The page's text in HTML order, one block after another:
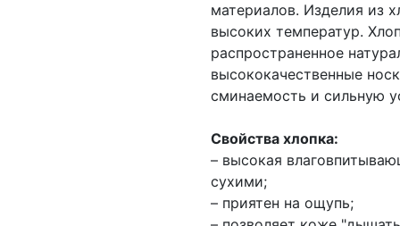
материалов. Изделия из
высоких температур.
распространенное
высококачественные
сминаемость и сильную
Свойства хлопка:
– высокая
сухими;
– приятен на ощупь;